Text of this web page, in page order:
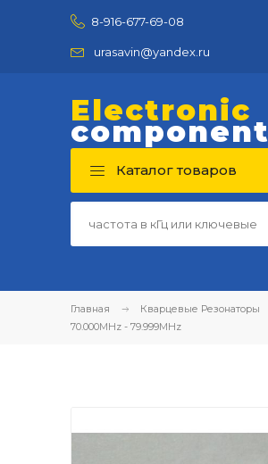
8-916-677-69-08
urasavin@yandex.ru
Electronic
component
Каталог товаров
Главная
Кварцевые Резонаторы
70.000MHz - 79.999MHz